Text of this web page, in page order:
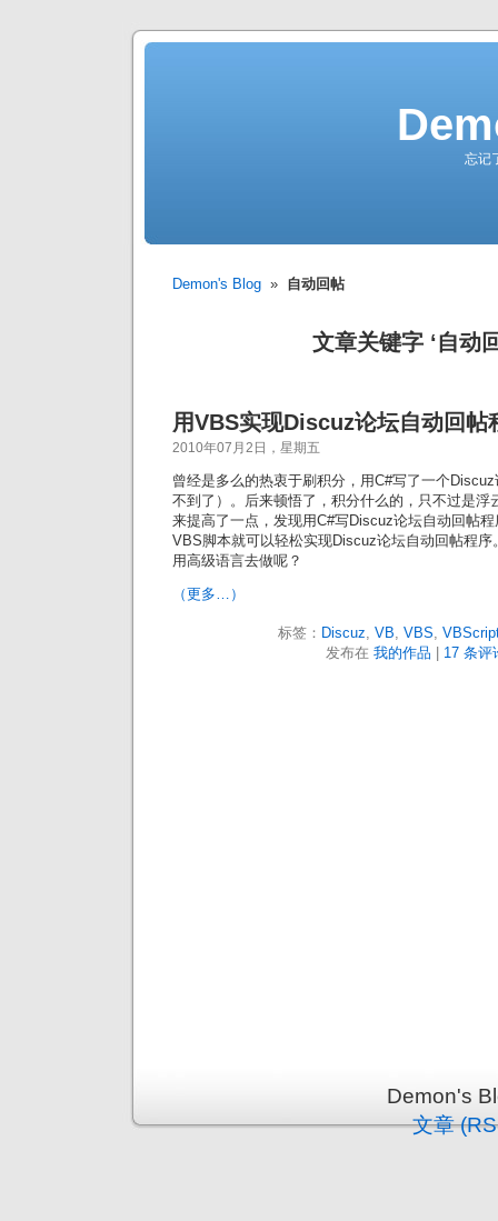
忘记
Demon's Blog » 自动回帖
文章关键字 ‘自动
用VBS实现Discuz论坛自动回帖
2010年07月2日，星期五
曾经是多么的热衷于刷积分，用C#写了一个
不到了）。后来顿悟了，积分什么的，只不过是浮
来提高了一点，发现用C#写Discuz论坛自动回帖
VBS脚本就可以轻松实现Discuz论坛自动回帖程
用高级语言去做呢？
（更多…）
标签： Discuz, VB, VBS,
发布在 我的作品 17 条评
Demon's
文章